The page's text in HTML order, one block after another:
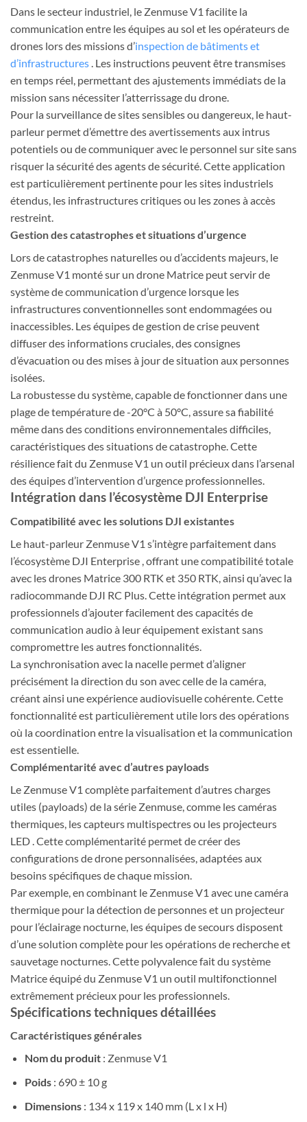
Dans le secteur industriel, le Zenmuse V1 facilite la
communication entre les équipes au sol et les opérateurs de
drones lors des missions d’inspection de bâtiments et
d’infrastructures. Les instructions peuvent être transmises
en temps réel, permettant des ajustements immédiats de la
mission sans nécessiter l’atterrissage du drone.
Pour la surveillance de sites sensibles ou dangereux, le haut-
parleur permet d’émettre des avertissements aux intrus
potentiels ou de communiquer avec le personnel sur site sans
risquer la sécurité des agents de sécurité. Cette application
est particulièrement pertinente pour les sites industriels
étendus, les infrastructures critiques ou les zones à accès
restreint.
Gestion des catastrophes et situations d’urgence
Lors de catastrophes naturelles ou d’accidents majeurs, le
Zenmuse V1 monté sur un drone Matrice peut servir de
système de communication d’urgence lorsque les
infrastructures conventionnelles sont endommagées ou
inaccessibles. Les équipes de gestion de crise peuvent
diffuser des informations cruciales, des consignes
d’évacuation ou des mises à jour de situation aux personnes
isolées.
La robustesse du système, capable de fonctionner dans une
plage de température de -20°C à 50°C, assure sa fiabilité
même dans des conditions environnementales difficiles,
caractéristiques des situations de catastrophe. Cette
résilience fait du Zenmuse V1 un outil précieux dans l’arsenal
des équipes d’intervention d’urgence professionnelles.
Intégration dans l’écosystème DJI Enterprise
Compatibilité avec les solutions DJI existantes
Le haut-parleur Zenmuse V1 s’intègre parfaitement dans
l’écosystème DJI Enterprise , offrant une compatibilité totale
avec les drones Matrice 300 RTK et 350 RTK, ainsi qu’avec la
radiocommande DJI RC Plus. Cette intégration permet aux
professionnels d’ajouter facilement des capacités de
communication audio à leur équipement existant sans
compromettre les autres fonctionnalités.
La synchronisation avec la nacelle permet d’aligner
précisément la direction du son avec celle de la caméra,
créant ainsi une expérience audiovisuelle cohérente. Cette
fonctionnalité est particulièrement utile lors des opérations
où la coordination entre la visualisation et la communication
est essentielle.
Complémentarité avec d’autres payloads
Le Zenmuse V1 complète parfaitement d’autres charges
utiles (payloads) de la série Zenmuse, comme les caméras
thermiques, les capteurs multispectres ou les projecteurs
LED . Cette complémentarité permet de créer des
configurations de drone personnalisées, adaptées aux
besoins spécifiques de chaque mission.
Par exemple, en combinant le Zenmuse V1 avec une caméra
thermique pour la détection de personnes et un projecteur
pour l’éclairage nocturne, les équipes de secours disposent
d’une solution complète pour les opérations de recherche et
sauvetage nocturnes. Cette polyvalence fait du système
Matrice équipé du Zenmuse V1 un outil multifonctionnel
extrêmement précieux pour les professionnels.
Spécifications techniques détaillées
Caractéristiques générales
Nom du produit: Zenmuse V1
Poids: 690 ± 10 g
Dimensions: 134 x 119 x 140 mm (L x l x H)